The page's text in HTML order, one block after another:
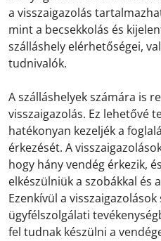
a visszaigazolás
mint a becsekkolás és
szálláshely elérhetőségei,
tudnivalók.
A szálláshelyek számára is
visszaigazolás. Ez lehetővé
hatékonyan kezeljék a
érkezését. A
hogy hány vendég érkezik,
elkészülniük a szobákkal és
Ezenkívül a visszaigazolások
ügyfélszolgálati
fel tudnak készülni a